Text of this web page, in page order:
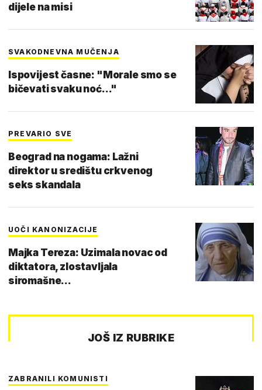
dijele na misi
SVAKODNEVNA MUČENJA
Ispovijest časne: "Morale smo se
bičevati svaku noć..."
PREVARIO SVE
Beograd na nogama: Lažni
direktor u središtu crkvenog
seks skandala
UOČI KANONIZACIJE
Majka Tereza: Uzimala novac od
diktatora, zlostavljala
siromašne...
JOŠ IZ RUBRIKE
ZABRANILI KOMUNISTI